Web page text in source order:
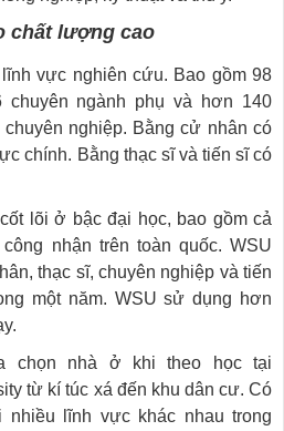
chất lượng cao
vực nghiên cứu. Bao gồm 98
chuyên ngành phụ và hơn 140
nghiệp. Bằng cử nhân có
chính. Bằng thạc sĩ và tiến sĩ có
lõi ở bậc đại học, bao gồm cả
nhận trên toàn quốc. WSU
thạc sĩ, chuyên nghiệp và tiến
một năm. WSU sử dụng hơn
chọn nhà ở khi theo học tại
từ kí túc xá đến khu dân cư. Có
nhiều lĩnh vực khác nhau trong